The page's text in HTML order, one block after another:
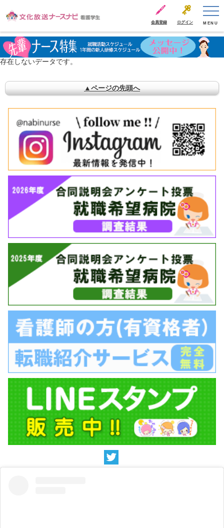
会員登録 ログイン MENU
存在しないデータです。
▲ページの先頭へ